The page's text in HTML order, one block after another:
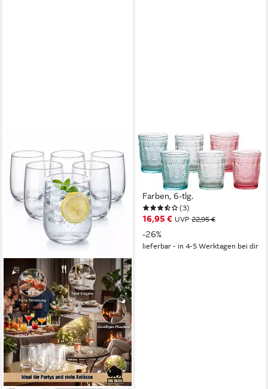
CHEFFINGER
Gläser-Set 6er Set
Trinkgläser 300ml Vintage-
Retro Design - Gläser in drei
Farben, 6-tlg.
(3)
16,95 € UVP 22,95 €
-26%
lieferbar - in 4-5 Werktagen bei dir